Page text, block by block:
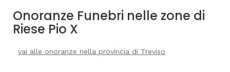
Onoranze Funebri nelle zone di
Riese Pio X
vai alle onoranze nella provincia di Treviso